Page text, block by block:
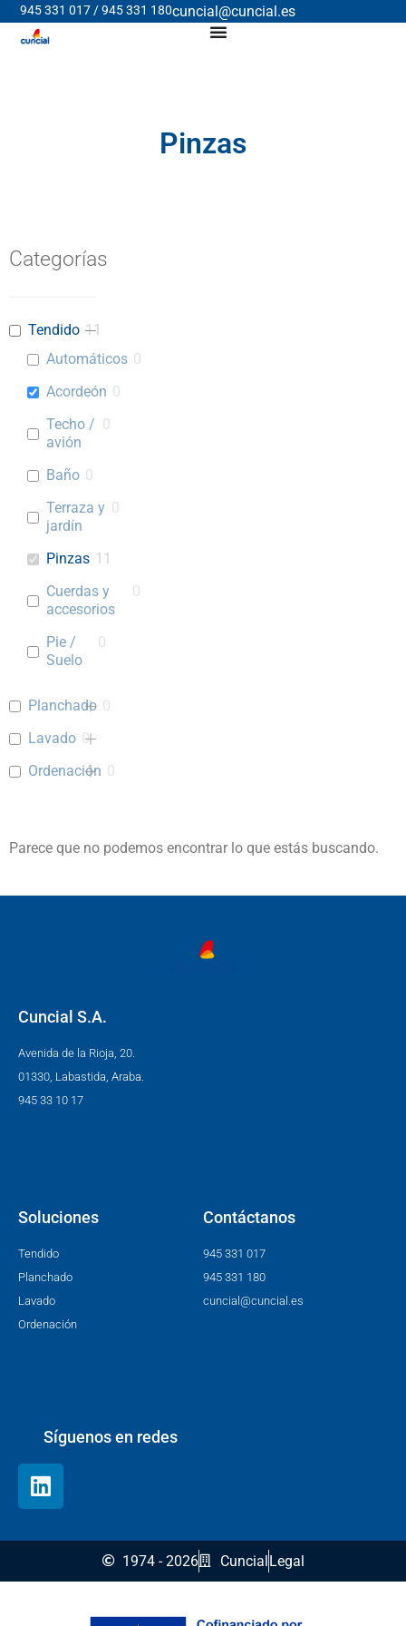
945 331 017 / 945 331 180cuncial@cuncial.es
Pinzas
Categorías
Tendido 11
Automáticos 0
Acordeón 0
Techo /
avión
0
Baño 0
Terraza y
jardín
0
Pinzas 11
Cuerdas y
accesorios
0
Pie /
Suelo
0
Planchado 0
Lavado 0
Ordenación 0
Parece que no podemos encontrar lo que estás buscando.
Cuncial S.A.
Avenida de la Rioja, 20.
01330, Labastida, Araba.
945 33 10 17
Soluciones
Tendido
Planchado
Lavado
Ordenación
Contáctanos
945 331 017
945 331 180
cuncial@cuncial.es
Síguenos en redes
1974 - 2026 CuncialLegal